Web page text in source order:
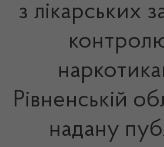
з лікарських
Рівненській
надану